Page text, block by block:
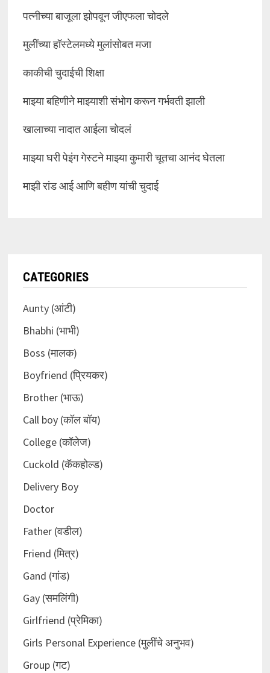
पत्नीच्या बाजूला झोपवून जीएफला चोदले
मुलींच्या हॉस्टेलमध्ये मुलांसोबत मजा
काकीची चुदाईची शिक्षा
माझ्या बहिणीने माझ्याशी संभोग करून गर्भवती झाली
खालाच्या नादात आईला चोदलं
माझ्या घरी पेइंग गेस्टने माझ्या कुमारी चूतचा आनंद घेतला
माझी रांड आई आणि बहीण यांची चुदाई
CATEGORIES
Aunty (आंटी)
Bhabhi (भाभी)
Boss (मालक)
Boyfriend (प्रियकर)
Brother (भाऊ)
Call boy (कॉल बॉय)
College (कॉलेज)
Cuckold (कॅकहोल्ड)
Delivery Boy
Doctor
Father (वडील)
Friend (मित्र)
Gand (गांड)
Gay (समलिंगी)
Girlfriend (प्रेमिका)
Girls Personal Experience (मुलींचे अनुभव)
Group (गट)